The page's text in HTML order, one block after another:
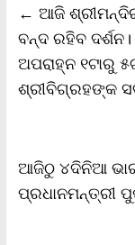
o
o
k
e
r
A
p
p
← ଆଜି
ବନ୍ଦ ରହିବ
ଅପରାହ୍ନ ୧ଟାରୁ
ଶ୍ରୀବିଗ୍ରହଙ୍କ
ଆଜିଠୁ ୪ଦିନିଆ
ପ୍ରଧାନମନ୍ତ୍ରୀ